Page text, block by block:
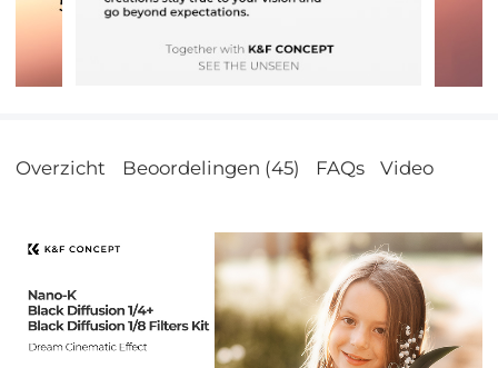
Overzicht Beoordelingen (45) FAQs Video